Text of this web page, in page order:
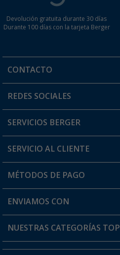
Devolución gratuita durante 30 días
Durante 100 días con la tarjeta Berger
CONTACTO
Horario de atención al cliente:
¿Tienes alguna duda?
REDES SOCIALES
SERVICIOS BERGER
Conviértete en distribuidor
Mi cuenta
Tarjeta Berger Digital
SERVICIO AL CLIENTE
FAQ y Contacto
Información de envío
¿Dónde está mi pedido?
MÉTODOS DE PAGO
ENVIAMOS CON
NUESTRAS CATEGORÍAS TOP